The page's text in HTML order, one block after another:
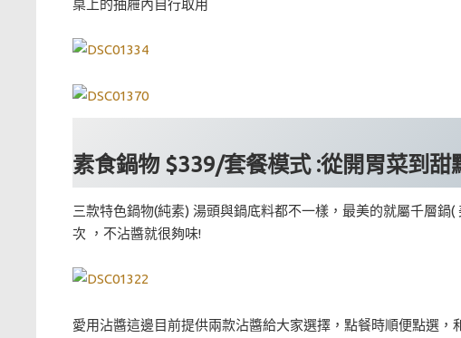
桌上的抽屜內自行取用
素食鍋物 $339/套餐模式 :從開胃菜到甜
三款特色鍋物(純素) 湯頭與鍋底料都不一樣，最美的就屬千層鍋
次 ，不沾醬就很夠味!
愛用沾醬這邊目前提供兩款沾醬給大家選擇，點餐時順便點選